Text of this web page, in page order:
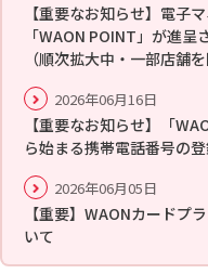
【重要なお知らせ】電子
「WAON POINT」が進
（順次拡大中・一部店舗を
2026年06月16日
【重要なお知らせ】「
ら始まる携帯電話番号の
2026年06月05日
【重要】WAONカードプ
いて